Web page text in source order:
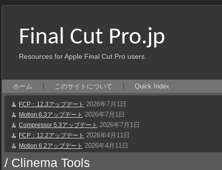
Final Cut Pro.jp
Resources for Apple Final Cut Pro users.
ホーム このサイトについて Quick Index
FCP：12.3アップデート 2026年7月1日
Motion 6.3アップデート 2026年7月1日
Compressor 5.3アップデート 2026年7月1日
FCP：12.2アップデート 2026年4月11日
Motion 6.2アップデート 2026年4月11日
/ Clinema Tools